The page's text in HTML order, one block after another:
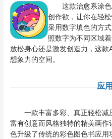
这款治愈系涂色
创作欲，让你在轻
采用数字填色的方
照数字为不同区域
放松身心还是激发创造力，这
想象力的空间。
应
一款丰富多彩、真正轻松减
富有创意而风格独特的精美画
色升级了传统的彩色图色书应用